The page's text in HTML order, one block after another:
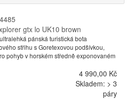
gtx lo UK10 brown
pánská turistická bota
střihu s Goretexovou podšívkou,
pohyb v horském středně exponovaném
4 990,00 Kč
Skladem: > 3
páry